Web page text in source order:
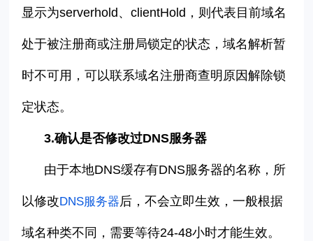
显示为serverhold 、clientHold ，则代表目前域名
处于被注册商或注册局锁定的状态，域名解析暂
时不可用，可以联系域名注册商查明原因解除锁
定状态。
3.确认是否修改过DNS服务器
由于本地DNS缓存有DNS服务器的名称，所
以修改 DNS服务器后，不会立即生效，一般根据
域名种类不同，需要等待24-48小时才能生效。